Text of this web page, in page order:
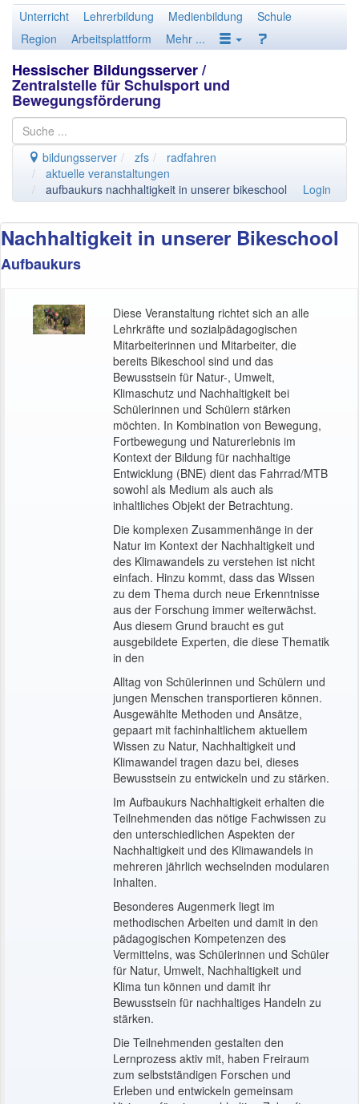
Unterricht Lehrerbildung Medienbildung
Schule
Region
Arbeitsplattform Mehr ...
Hessischer Bildungsserver/
Zentralstelle für Schulsport und
Bewegungsförderung
bildungsserver zfs
radfahren
aktuelle veranstaltungen
aufbaukurs nachhaltigkeit in unserer bikeschool
Login
Nachhaltigkeit in unserer Bikeschool
Aufbaukurs
Diese Veranstaltung richtet sich an alle
Lehrkräfte und sozialpädagogischen
Mitarbeiterinnen und Mitarbeiter, die
bereits Bikeschool sind und das
Bewusstsein für Natur-, Umwelt,
Klimaschutz und Nachhaltigkeit bei
Schülerinnen und Schülern stärken
möchten. In Kombination von Bewegung,
Fortbewegung und Naturerlebnis im
Kontext der Bildung für nachhaltige
Entwicklung (BNE) dient das Fahrrad/MTB
sowohl als Medium als auch als
inhaltliches Objekt der Betrachtung.
Die komplexen Zusammenhänge in der
Natur im Kontext der Nachhaltigkeit und
des Klimawandels zu verstehen ist nicht
einfach. Hinzu kommt, dass das Wissen
zu dem Thema durch neue Erkenntnisse
aus der Forschung immer weiterwächst.
Aus diesem Grund braucht es gut
ausgebildete Experten, die diese Thematik
in den
Alltag von Schülerinnen und Schülern und
jungen Menschen transportieren können.
Ausgewählte Methoden und Ansätze,
gepaart mit fachinhaltlichem aktuellem
Wissen zu Natur, Nachhaltigkeit und
Klimawandel tragen dazu bei, dieses
Bewusstsein zu entwickeln und zu stärken.
Im Aufbaukurs Nachhaltigkeit erhalten die
Teilnehmenden das nötige Fachwissen zu
den unterschiedlichen Aspekten der
Nachhaltigkeit und des Klimawandels in
mehreren jährlich wechselnden modularen
Inhalten.
Besonderes Augenmerk liegt im
methodischen Arbeiten und damit in den
pädagogischen Kompetenzen des
Vermittelns, was Schülerinnen und Schüler
für Natur, Umwelt, Nachhaltigkeit und
Klima tun können und damit ihr
Bewusstsein für nachhaltiges Handeln zu
stärken.
Die Teilnehmenden gestalten den
Lernprozess aktiv mit, haben Freiraum
zum selbstständigen Forschen und
Erleben und entwickeln gemeinsam